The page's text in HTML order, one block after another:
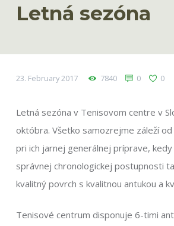
Letná sezóna
23. February 2017 7840 0 0
Letná sezóna v Tenisovom centre v
októbra. Všetko samozrejme záleží
pri ich jarnej generálnej príprave,
správnej chronologickej postupnosti
kvalitný povrch s kvalitnou antukou a
Tenisové centrum disponuje 6-timi